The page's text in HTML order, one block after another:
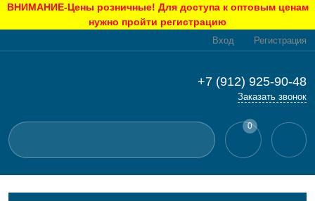
ВНИМАНИЕ-Цены розничные! Для доступа к оптовым ценам
нужно пройти регистрацию
Вход Регистрация
+7 (912) 925-90-48
Заказать звонок
0